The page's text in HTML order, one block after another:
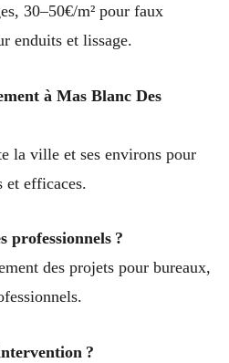
30–50€/m² pour faux
enduits et lissage.
à Mas Blanc Des
la ville et ses environs pour
et efficaces.
professionnels ?
des projets pour bureaux,
?